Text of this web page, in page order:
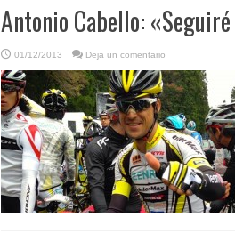
Antonio Cabello:
01/12/2013 Deja un comentario